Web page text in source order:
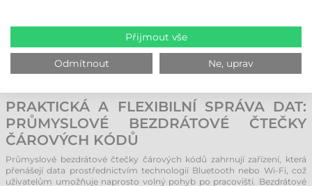
PRAKTICKÁ A FLEXIBILNÍ SPRÁVA DAT:
PRŮMYSLOVÉ BEZDRÁTOVÉ ČTEČKY
ČÁROVÝCH KÓDŮ
Průmyslové bezdrátové čtečky čárových kódů zahrnují zařízení, která
přenášejí data prostřednictvím technologií Bluetooth nebo Wi-Fi, což
uživatelům umožňuje naprosto volný pohyb po pracovišti. Bezdrátové
Přijmout vše
Odmítnout Ne, uprav